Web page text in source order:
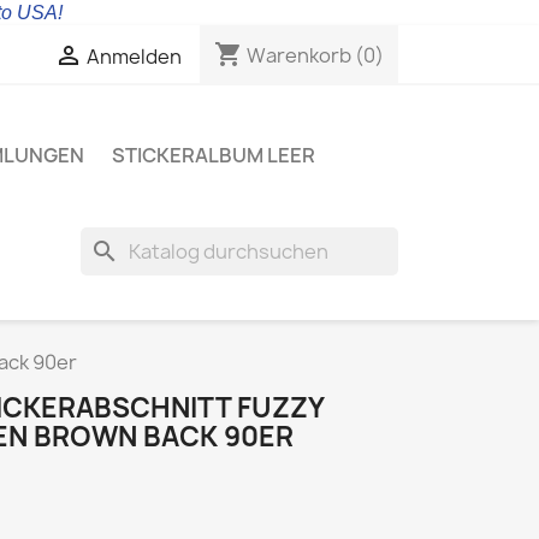
USA!
 Anmelden shopping_cart Warenkorb (0)
STICKERALBUM LEER
search
90er
FUZZY
BROWN BACK 90ER